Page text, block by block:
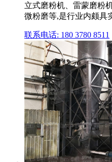
立式磨粉机、雷蒙磨粉
微粉磨等,是行业内颇具
联系电话: 180 3780 8511